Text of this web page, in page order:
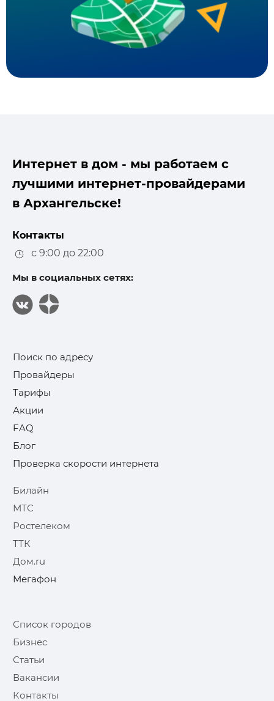
Интернет в дом - мы работаем с
лучшими интернет-провайдерами
в Архангельске!
Контакты
с 9:00 до 22:00
Мы в социальных сетях:
Поиск по адресу
Провайдеры
Тарифы
Акции
FAQ
Блог
Проверка скорости интернета
Билайн
МТС
Ростелеком
ТТК
Дом.ru
Мегафон
Список городов
Бизнес
Статьи
Вакансии
Контакты